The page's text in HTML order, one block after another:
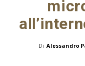
Di Alessandro